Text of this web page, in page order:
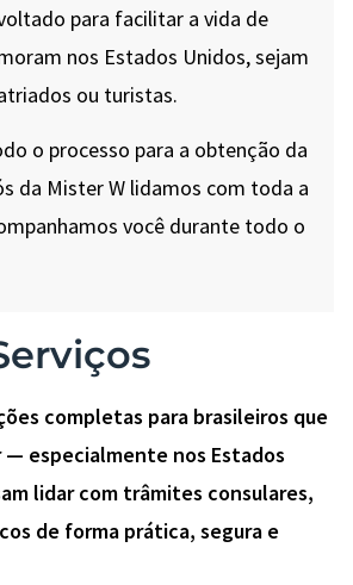
para facilitar a vida de
nos Estados Unidos, sejam
ou turistas.
o processo para a obtenção da
da Mister W lidamos com toda a
você durante todo o
completas para brasileiros que
especialmente nos Estados
lidar com trâmites consulares,
de forma prática, segura e